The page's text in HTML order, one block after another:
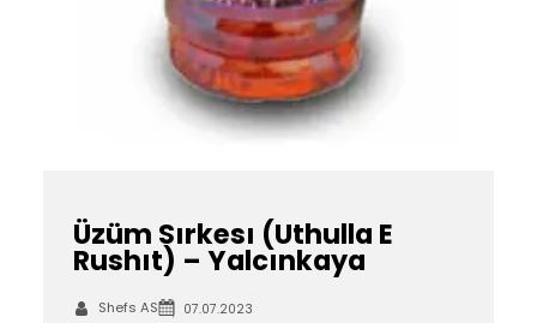
Üzüm Sırkesı (Uthulla E
Rushıt) – Yalcınkaya
Shefs AS 07.07.2023